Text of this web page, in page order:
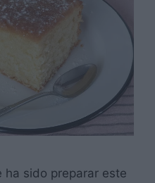
ha sido preparar este